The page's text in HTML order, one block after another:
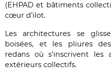
(EHPAD et bâtiments
cœur d’ilot.
Les architectures se
boisées, et les pliures
redans où s’inscrivent les
extérieurs collectifs.